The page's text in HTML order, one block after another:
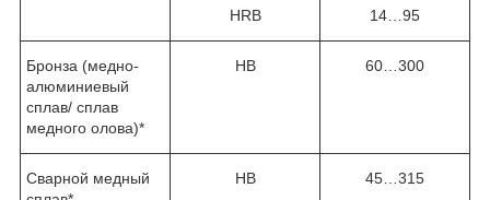
HRB 14…95
Бронза (медно-
алюминиевый
сплав/ сплав
медного олова)*
HB 60…300
Сварной медный
HB 45…315